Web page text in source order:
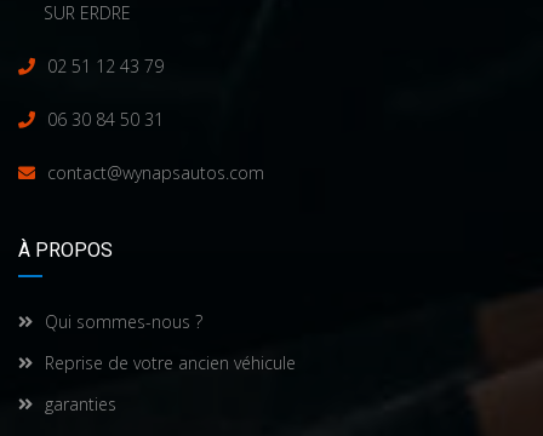
SUR ERDRE
02 51 12 43 79
06 30 84 50 31
contact@wynapsautos.com
À PROPOS
Qui sommes-nous ?
Reprise de votre ancien véhicule
garanties